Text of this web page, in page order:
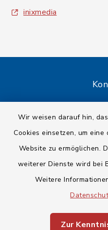
Wir weisen darauf hin,
Cookies einsetzen, um
Website zu ermöglichen.
weiterer Dienste wird bei
Weitere
Zur
inixmedia
Cookie-